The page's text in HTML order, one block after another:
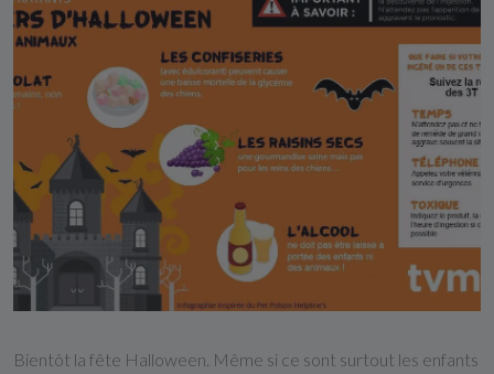
Bientôt la fête Halloween. Même si ce sont surtout les enfants